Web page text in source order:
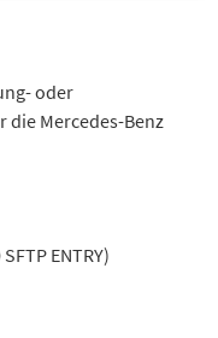
oder
die Mercedes-Benz
ENTRY)